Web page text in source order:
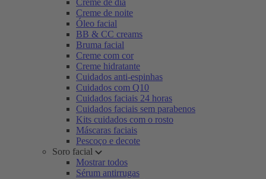
Creme de dia
Creme de noite
Óleo facial
BB & CC creams
Bruma facial
Creme com cor
Creme hidratante
Cuidados anti-espinhas
Cuidados com Q10
Cuidados faciais 24 horas
Cuidados faciais sem parabenos
Kits cuidados com o rosto
Máscaras faciais
Pescoço e decote
Soro facial
Mostrar todos
Sérum antirrugas